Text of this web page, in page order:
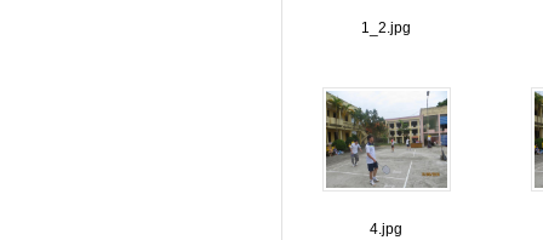
1_2.jpg
4.jpg